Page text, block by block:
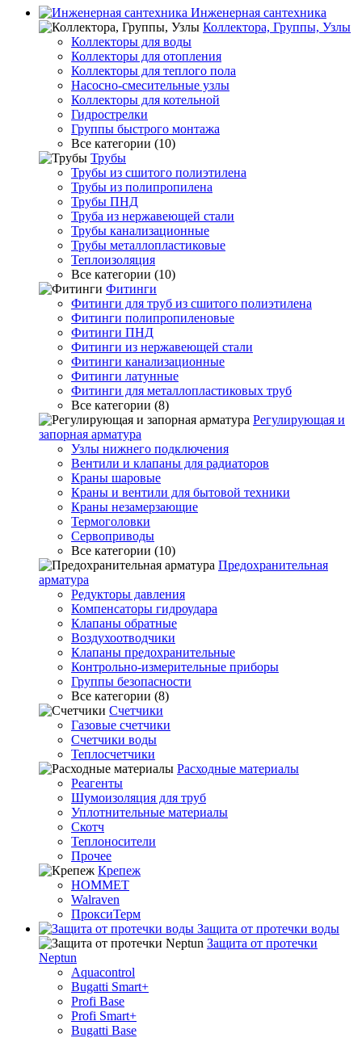
Инженерная сантехника
Коллектора, Группы, Узлы
Коллекторы для воды
Коллекторы для отопления
Коллекторы для теплого пола
Насосно-смесительные узлы
Коллекторы для котельной
Гидрострелки
Группы быстрого монтажа
Все категории (10)
Трубы
Трубы из сшитого полиэтилена
Трубы из полипропилена
Трубы ПНД
Труба из нержавеющей стали
Трубы канализационные
Трубы металлопластиковые
Теплоизоляция
Все категории (10)
Фитинги
Фитинги для труб из сшитого полиэтилена
Фитинги полипропиленовые
Фитинги ПНД
Фитинги из нержавеющей стали
Фитинги канализационные
Фитинги латунные
Фитинги для металлопластиковых труб
Все категории (8)
Регулирующая и
запорная арматура
Узлы нижнего подключения
Вентили и клапаны для радиаторов
Краны шаровые
Краны и вентили для бытовой техники
Краны незамерзающие
Термоголовки
Сервоприводы
Все категории (10)
Предохранительная
арматура
Редукторы давления
Компенсаторы гидроудара
Клапаны обратные
Воздухоотводчики
Клапаны предохранительные
Контрольно-измерительные приборы
Группы безопасности
Все категории (8)
Счетчики
Газовые счетчики
Счетчики воды
Теплосчетчики
Расходные материалы
Реагенты
Шумоизоляция для труб
Уплотнительные материалы
Скотч
Теплоносители
Прочее
Крепеж
HOMMET
Walraven
ПроксиТерм
Защита от протечки воды
Защита от протечки
Neptun
Aquacontrol
Bugatti Smart+
Profi Base
Profi Smart+
Bugatti Base